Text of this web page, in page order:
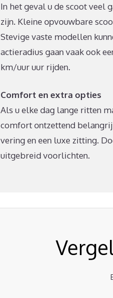
In het geval u de scoot veel
zijn. Kleine opvouwbare
Stevige vaste modellen
actieradius gaan vaak ook
km/uur uur rijden.
Comfort en extra opties
Als u elke dag lange ritten
comfort ontzettend
vering en een luxe zitting.
uitgebreid voorlichten.